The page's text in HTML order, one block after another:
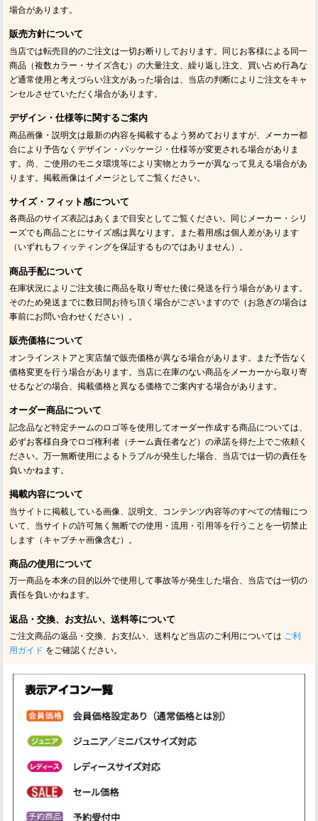
場合があります。
販売方針について
当店では転売目的のご注文は一切お断りしております。同じお客様による同一
商品（複数カラー・サイズ含む）の大量注文、繰り返し注文、買い占め行為な
ど通常使用と考えづらい注文があった場合は、当店の判断によりご注文をキャ
ンセルさせていただく場合があります。
デザイン・仕様等に関するご案内
商品画像・説明文は最新の内容を掲載するよう努めておりますが、メーカー都
合により予告なくデザイン・パッケージ・仕様等が変更される場合がありま
す。尚、ご使用のモニタ環境等により実物とカラーが異なって見える場合があ
ります。掲載画像はイメージとしてご覧ください。
サイズ・フィット感について
各商品のサイズ表記はあくまで目安としてご覧ください。同じメーカー・シリ
ーズでも商品ごとにサイズ感は異なります。また着用感は個人差があります
（いずれもフィッティングを保証するものではありません）。
商品手配について
在庫状況によりご注文後に商品を取り寄せた後に発送を行う場合があります。
そのため発送までに数日間お待ち頂く場合がございますので（お急ぎの場合は
事前にお問い合わせください）。
販売価格について
オンラインストアと実店舗で販売価格が異なる場合があります。また予告なく
価格変更を行う場合があります。当店に在庫のない商品をメーカーから取り寄
せるなどの場合、掲載価格と異なる価格でご案内する場合があります。
オーダー商品について
記念品など特定チームのロゴ等を使用してオーダー作成する商品については、
必ずお客様自身でロゴ権利者（チーム責任者など）の承諾を得た上でご依頼く
ださい。万一無断使用によるトラブルが発生した場合、当店では一切の責任を
負いかねます。
掲載内容について
当サイトに掲載している画像、説明文、コンテンツ内容等のすべての情報につ
いて、当サイトの許可無く無断での使用・流用・引用等を行うことを一切禁止
します（キャプチャ画像含む）。
商品の使用について
万一商品を本来の目的以外で使用して事故等が発生した場合、当店では一切の
責任を負いかねます。
返品・交換、お支払い、送料等について
ご注文商品の返品・交換、お支払い、送料など当店のご利用については ご利
用ガイド をご確認ください。